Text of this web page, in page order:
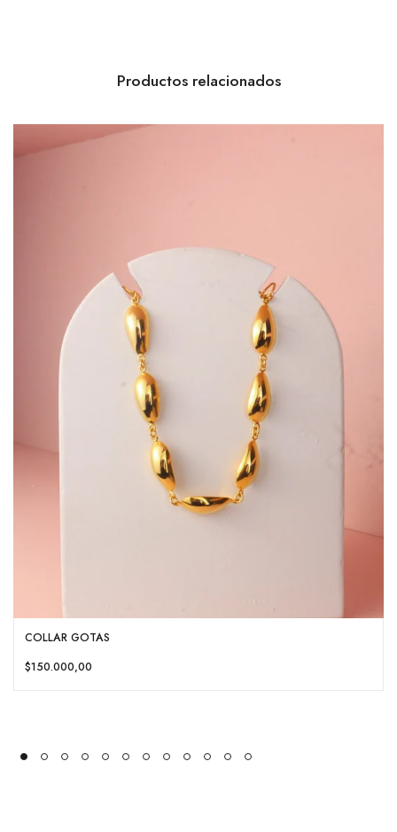
Productos relacionados
COLLAR GOTAS
$150.000,00